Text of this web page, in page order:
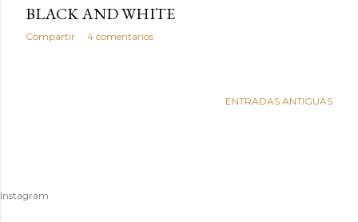
BLACK AND WHITE
Compartir 4 comentarios
ENTRADAS ANTIGUAS
Instagram